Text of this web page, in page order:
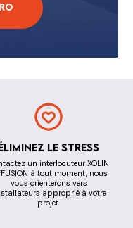
le stress
un interlocuteur XOLIN
à tout moment, nous
vous orienterons vers
approprié à votre
projet.